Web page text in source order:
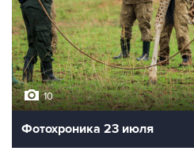
10
Фотохроника 23 июля